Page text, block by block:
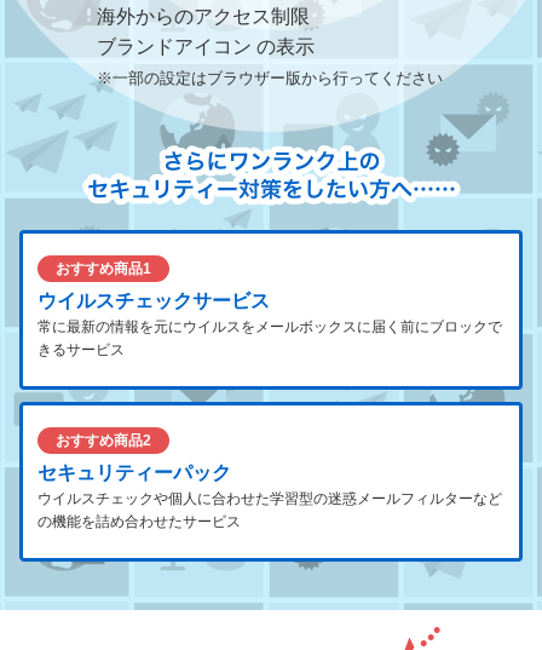
海外からのアクセス制限
ブランドアイコン の表示
※一部の設定はブラウザー版から行ってください
おすすめ商品1
ウイルスチェックサービス
常に最新の情報を元にウイルスをメールボックスに届く前にブロックで
きるサービス
おすすめ商品2
セキュリティーパック
ウイルスチェックや個人に合わせた学習型の迷惑メールフィルターなど
の機能を詰め合わせたサービス